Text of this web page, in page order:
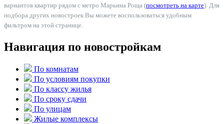
вариантов квартир рядом с метро Марьина Роща (посмотреть на карте). Для
подбора других новостроек Вы можете воспользоваться удобным
фильтром на этой странице.
Навигация по новостройкам
По комнатам
По условиям покупки
По классу жилья
По сроку сдачи
По улицам
Жилые комплексы